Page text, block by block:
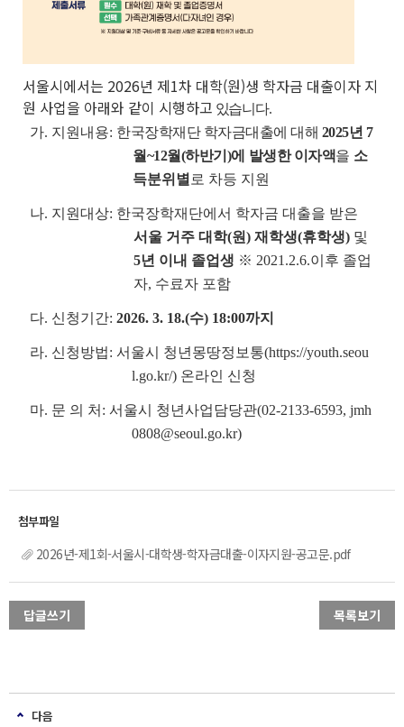
서울시에서는 2026년 제1차 대학(원)생 학자금 대출이자 지
원 사업을 아래와 같이 시행하고 있습니다.
가. 지원내용: 한국장학재단 학자금대출에 대해 2025년 7
월~12월(하반기)에 발생한 이자액을 소
득분위별 로 차등 지원
나. 지원대상: 한국장학재단에서 학자금 대출을 받은
서울 거주 대학(원) 재학생(휴학생) 및
5년 이내 졸업생 ※ 2021.2.6.이후 졸업
자, 수료자 포함
다. 신청기간: 2026. 3. 18.(수) 18:00까지
라. 신청방법: 서울시 청년몽땅정보통(https://youth.seou
l.go.kr/) 온라인 신청
마. 문 의 처: 서울시 청년사업담당관(02-2133-6593, jmh
0808@seoul.go.kr)
2026년-제1회-서울시-대학생-학자금대출-이자지원-공고문.pdf
답글쓰기 목록보기
다음